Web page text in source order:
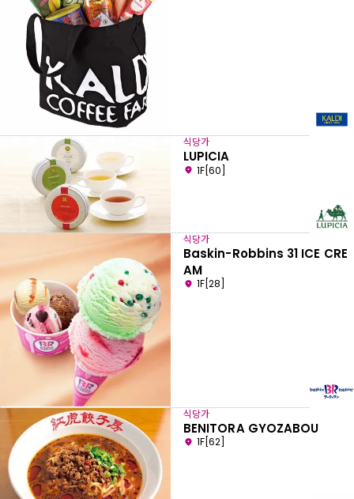
식당가
LUPICIA
1F[60]
식당가
Baskin-Robbins 31 ICE CRE
AM
1F[28]
식당가
BENITORA GYOZABOU
1F[62]